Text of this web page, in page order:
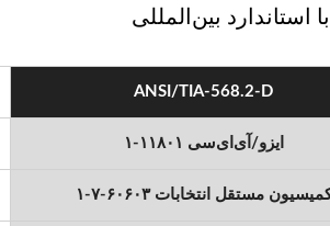
استاندارد بین‌المللی
ANSI/TIA-568.2-D
ایزو/آی‌ای‌سی ۱۱۸۰۱-۱
مستقل انتخابات ۶۰۶۰۳-۷-۱